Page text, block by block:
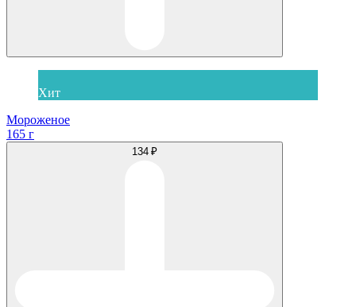
Хит
Мороженое
165 г
134 ₽